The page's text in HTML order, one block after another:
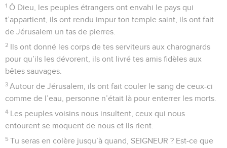
1 Ô Dieu, les peuples étrangers ont envahi le pays qui
t’appartient, ils ont rendu impur ton temple saint, ils ont fait
de Jérusalem un tas de pierres.
2 Ils ont donné les corps de tes serviteurs aux charognards
pour qu’ils les dévorent, ils ont livré tes amis fidèles aux
bêtes sauvages.
3 Autour de Jérusalem, ils ont fait couler le sang de ceux-ci
comme de l’eau, personne n’était là pour enterrer les morts.
4 Les peuples voisins nous insultent, ceux qui nous
entourent se moquent de nous et ils rient.
5 Tu seras en colère jusqu’à quand, SEIGNEUR ? Est-ce que